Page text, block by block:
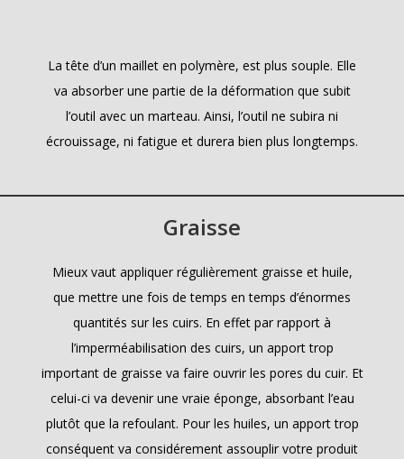
La tête d’un maillet en polymère, est plus souple. Elle
va absorber une partie de la déformation que subit
l’outil avec un marteau. Ainsi, l’outil ne subira ni
écrouissage, ni fatigue et durera bien plus longtemps.
Graisse
Mieux vaut appliquer régulièrement graisse et huile,
que mettre une fois de temps en temps d’énormes
quantités sur les cuirs. En effet par rapport à
l’imperméabilisation des cuirs, un apport trop
important de graisse va faire ouvrir les pores du cuir. Et
celui-ci va devenir une vraie éponge, absorbant l’eau
plutôt que la refoulant. Pour les huiles, un apport trop
conséquent va considérement assouplir votre produit